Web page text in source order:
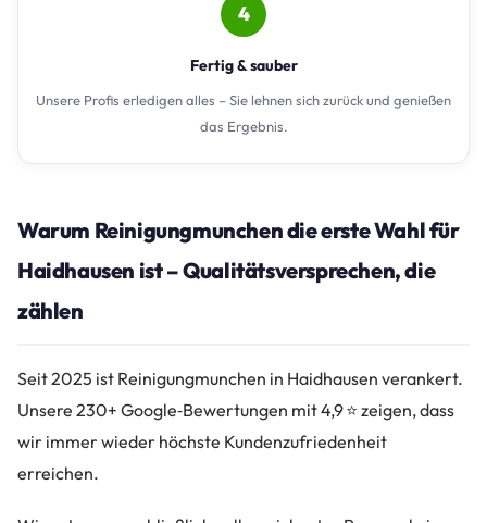
4
Fertig & sauber
Unsere Profis erledigen alles – Sie lehnen sich zurück und genießen
das Ergebnis.
Warum Reinigungmunchen die erste Wahl für
Haidhausen ist – Qualitätsversprechen, die
zählen
Seit 2025 ist Reinigungmunchen in Haidhausen verankert.
Unsere 230+ Google‑Bewertungen mit 4,9 ⭐ zeigen, dass
wir immer wieder höchste Kundenzufriedenheit
erreichen.